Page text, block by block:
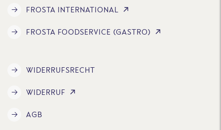
FROSTA INTERNATIONAL
FROSTA FOODSERVICE (GASTRO)
WIDERRUFSRECHT
WIDERRUF
AGB